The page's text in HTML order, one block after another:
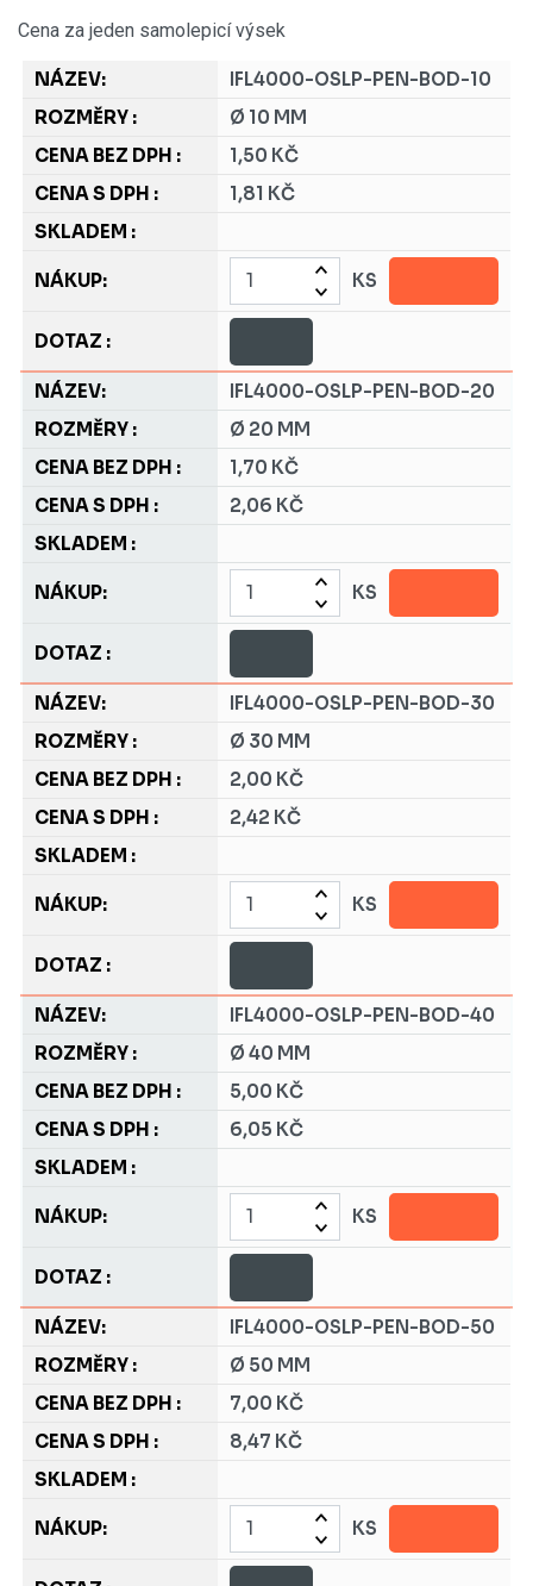
Cena za jeden samolepicí výsek
IFL4000-OSLP-PEN-BOD-10
Ø 10 MM
1,50 KČ
1,81 KČ
KS
IFL4000-OSLP-PEN-BOD-20
Ø 20 MM
1,70 KČ
2,06 KČ
KS
IFL4000-OSLP-PEN-BOD-30
Ø 30 MM
2,00 KČ
2,42 KČ
KS
IFL4000-OSLP-PEN-BOD-40
Ø 40 MM
5,00 KČ
6,05 KČ
KS
IFL4000-OSLP-PEN-BOD-50
Ø 50 MM
7,00 KČ
8,47 KČ
KS